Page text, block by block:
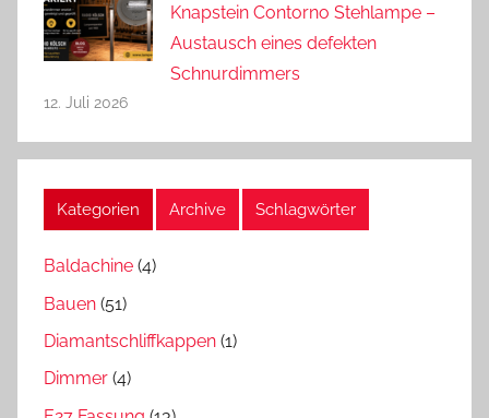
Knapstein Contorno Stehlampe –
Austausch eines defekten
Schnurdimmers
12. Juli 2026
Kategorien Archive Schlagwörter
Baldachine (4)
Bauen (51)
Diamantschliffkappen (1)
Dimmer (4)